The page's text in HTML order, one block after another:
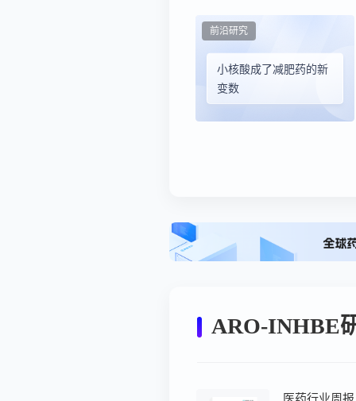
小核酸成了减肥药的新
变数
前沿研究
ARO-INHBE